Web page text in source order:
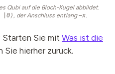
Qubi auf die Bloch-Kugel abbildet.
|0⟩ , der Anschluss entlang−x.
Starten Sie mit Was ist die
Sie hierher zurück.